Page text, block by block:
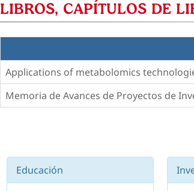
LIBROS, CAPÍTULOS DE
Applications of metabolomics
Memoria de Avances de Proyectos de
Educación